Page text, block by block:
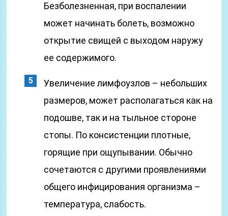
Безболезненная, при воспалении
может начинать болеть, возможно
открытие свищей с выходом наружу
ее содержимого.
Увеличение лимфоузлов – небольших
размеров, может располагаться как на
подошве, так и на тыльное стороне
стопы. По консистенции плотные,
горящие при ощупывании. Обычно
сочетаются с другими проявлениями
общего инфицирования организма –
температура, слабость.